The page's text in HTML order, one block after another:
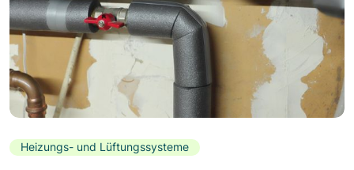
Heizungs- und Lüftungssysteme